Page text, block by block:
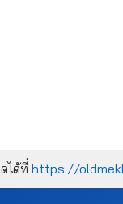
ได้ที่ https://